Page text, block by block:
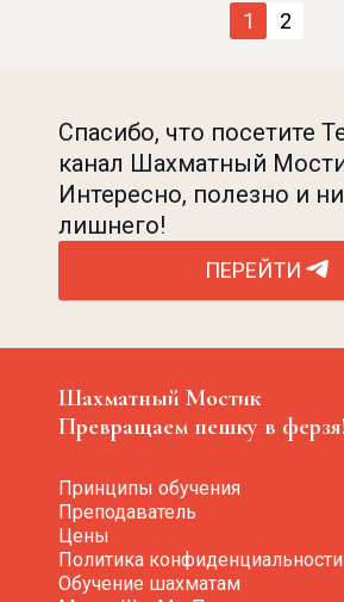
записей
1 2
Спасибо, что посетите
канал Шахматный
Интересно, полезно и
лишнего!
ПЕРЕЙТИ
Шахматный Мостик
Превращаем пешку в
Принципы обучения
Преподаватель
Цены
Политика конфиденциальности
Обучение шахматам